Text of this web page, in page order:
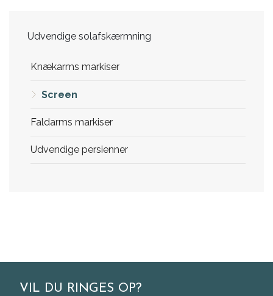
Udvendige solafskærmning
Knækarms markiser
Screen
Faldarms markiser
Udvendige persienner
VIL DU RINGES OP?